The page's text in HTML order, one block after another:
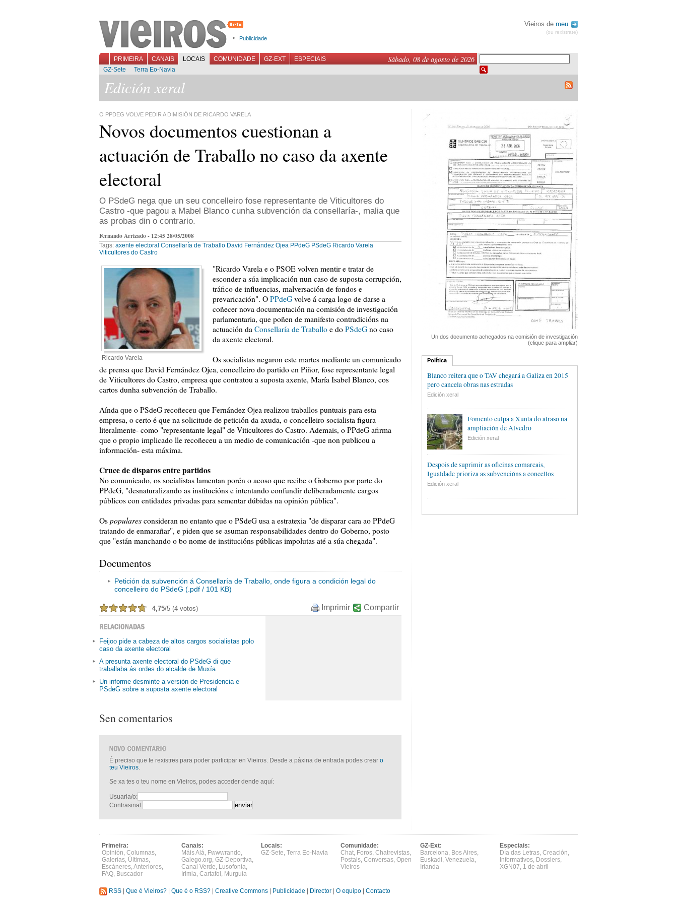
Publicidade
Vieiros de meu
(ou rexistrate)
Sábado, 08 de agosto de 2026
PRIMEIRA CANAIS LOCAIS COMUNIDADE GZ-EXT
ESPECIAIS
GZ-Sete
Terra Eo-Navia
Edición xeral
O PPDEG VOLVE PEDIR A DIMISIÓN DE RICARDO VARELA
Novos documentos cuestionan a
actuación de Traballo no caso da axente
electoral
O PSdeG nega que un seu concelleiro fose representante de Viticultores do
Castro -que pagou a Mabel Blanco cunha subvención da consellaría-, malia que
as probas din o contrario.
Fernando Arrizado - 12:45 28/05/2008
Tags: axente electoral Consellaría de Traballo David Fernández Ojea PPdeG PSdeG Ricardo Varela
Viticultores do Castro
Ricardo Varela
"Ricardo Varela e o PSOE volven mentir e tratar de
esconder a súa implicación nun caso de suposta corrupción,
tráfico de influencias, malversación de fondos e
prevaricación". O PPdeG volve á carga logo de darse a
coñecer nova documentación na comisión de investigación
parlamentaria, que poñen de manifesto contradicións na
actuación da Consellaría de Traballo e do PSdeG no caso
da axente electoral.
Os socialistas negaron este martes mediante un comunicado
de prensa que David Fernández Ojea, concelleiro do partido en Piñor, fose representante legal
de Viticultores do Castro, empresa que contratou a suposta axente, María Isabel Blanco, cos
cartos dunha subvención de Traballo.
Aínda que o PSdeG recoñeceu que Fernández Ojea realizou traballos puntuais para esta
empresa, o certo é que na solicitude de petición da axuda, o concelleiro socialista figura -
literalmente- como "representante legal" de Viticultores do Castro. Ademais, o PPdeG afirma
que o propio implicado lle recoñeceu a un medio de comunicación -que non publicou a
información- esta máxima.
Cruce de disparos entre partidos
No comunicado, os socialistas lamentan porén o acoso que recibe o Goberno por parte do
PPdeG, "desnaturalizando as institucións e intentando confundir deliberadamente cargos
públicos con entidades privadas para sementar dúbidas na opinión pública".
Os populares consideran no entanto que o PSdeG usa a estratexia "de disparar cara ao PPdeG
tratando de enmarañar", e piden que se asuman responsabilidades dentro do Goberno, posto
que "están manchando o bo nome de institucións públicas impolutas até a súa chegada".
Documentos
Petición da subvención á Consellaría de Traballo, onde figura a condición legal do
concelleiro do PSdeG (.pdf / 101 KB)
4,75/5 (4 votos) Compartir
Imprimir
Feijoo pide a cabeza de altos cargos socialistas polo
caso da axente electoral
A presunta axente electoral do PSdeG di que
traballaba ás ordes do alcalde de Muxía
Un informe desminte a versión de Presidencia e
PSdeG sobre a suposta axente electoral
Sen comentarios
É preciso que te rexistres para poder participar en Vieiros. Desde a páxina de entrada podes crear o
teu Vieiros.
Se xa tes o teu nome en Vieiros, podes acceder dende aquí:
Usuaria/o:
Contrasinal:
Un dos documento achegados na comisión de investigación
(clique para ampliar)
Política
Blanco reitera que o TAV chegará a Galiza en 2015
pero cancela obras nas estradas
Edición xeral
Fomento culpa a Xunta do atraso na
ampliación de Alvedro
Edición xeral
Despois de suprimir as oficinas comarcais,
Igualdade prioriza as subvencións a concellos
Edición xeral
Primeira:
Opinión, Columnas,
Galerías, Últimas,
Escáneres,Anteriores,
FAQ, Buscador
Canais:
Máis Alá, Fwwwrando,
Galego.org, GZ-Deportiva,
Canal Verde, Lusofonía,
Irimia, Cartafol , Murguía
Locais:
GZ-Sete, Terra Eo-Navia
Comunidade:
Chat, Foros, Chatrevistas,
Postais, Conversas, Open
Vieiros
GZ-Ext:
Barcelona, Bos Aires,
Euskadi, Venezuela,
Irlanda
Especiais:
Día das Letras, Creación,
Informativos, Dossiers,
XGN07, 1 de abril
RSS Que é Vieiros? Que é o RSS? Creative Commons Publicidade Director O equipo Contacto